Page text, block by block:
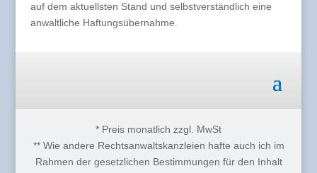
auf dem aktuellsten Stand und selbstverständlich eine
anwaltliche Haftungsübernahme.
* Preis monatlich zzgl. MwSt
** Wie andere Rechtsanwaltskanzleien hafte auch ich im
Rahmen der gesetzlichen Bestimmungen für den Inhalt